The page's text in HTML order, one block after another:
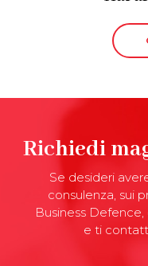
Richiedi
Se desideri
consulenza, sui
Business
e ti